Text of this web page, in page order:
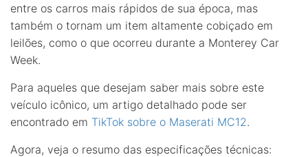
entre os carros mais rápidos de sua época, mas
também o tornam um item altamente cobiçado em
leilões, como o que ocorreu durante a Monterey Car
Week.
Para aqueles que desejam saber mais sobre este
veículo icônico, um artigo detalhado pode ser
encontrado em TikTok sobre o Maserati MC12.
Agora, veja o resumo das especificações técnicas: